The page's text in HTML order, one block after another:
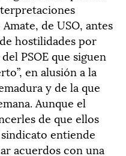
de USO, antes
hostilidades por
PSOE que siguen
en alusión a la
y de la que
Aunque el
de que ellos
entiende
acuerdos con una